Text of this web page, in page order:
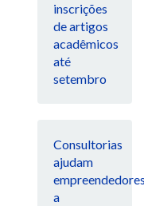
inscrições
de artigos
acadêmicos
até
setembro
Consultorias
ajudam
a